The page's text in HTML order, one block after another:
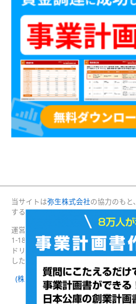
当サイトは弥生株式会社の協力のもと、
する(株)プロジェクトニッポンが運営
運営：(株)プロジェクトニッポン 〒
1-18 綿半野原ビル別館8階
ドリームゲートは経済産業省の後援
した日本最大級の起業支援プラットフ
(株)プロジェクトニッポン 会社概要
ドリームゲート公式SNS